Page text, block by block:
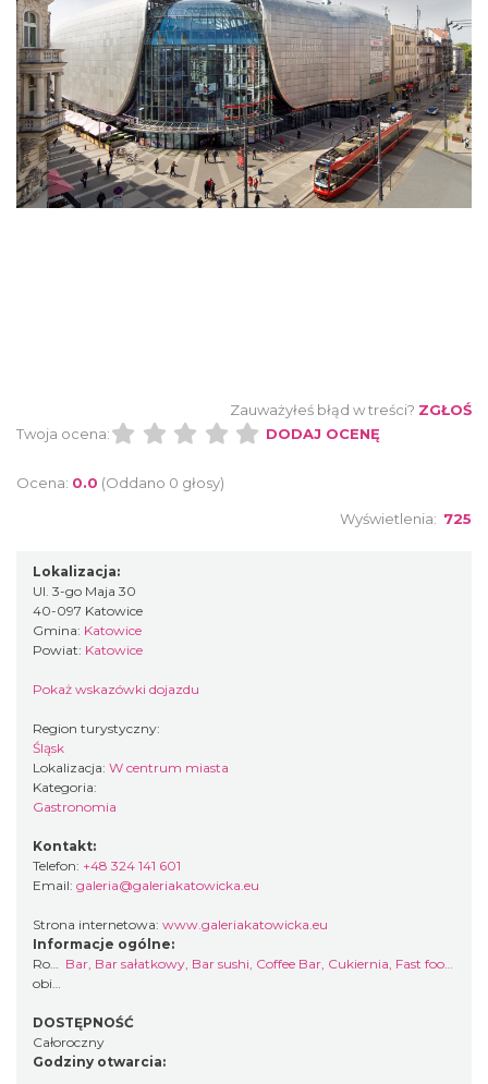
Zauważyłeś błąd w treści? ZGŁOŚ
Twoja ocena:
DODAJ OCENĘ
Ocena: 0.0 (Oddano 0 głosy)
Wyświetlenia: 725
Lokalizacja:
Ul. 3-go Maja 30
40-097 Katowice
Gmina: Katowice
Powiat: Katowice
Pokaż wskazówki dojazdu
Region turystyczny:
Śląsk
Lokalizacja: W centrum miasta
Kategoria:
Gastronomia
Kontakt:
Telefon: +48 324 141 601
Email: galeria@galeriakatowicka.eu
Strona internetowa: www.galeriakatowicka.eu
Informacje ogólne:
Rodzaj
obiektu:
Bar, Bar sałatkowy, Bar sushi, Coffee Bar, Cukiernia, Fast food ,
DOSTĘPNOŚĆ
Całoroczny
Godziny otwarcia: